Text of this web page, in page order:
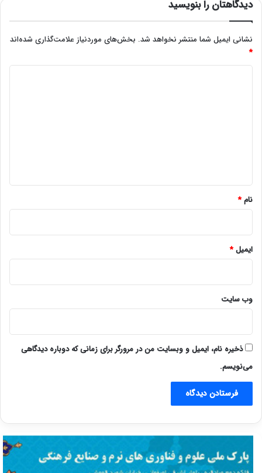
دیدگاهتان را بنویسید
نشانی ایمیل شما منتشر نخواهد شد. بخش‌های موردنیاز علامت‌گذاری شده‌اند
*
نام*
ایمیل*
وب‌ سایت
ذخیره نام، ایمیل و وبسایت من در مرورگر برای زمانی که دوباره دیدگاهی
می‌نویسم.